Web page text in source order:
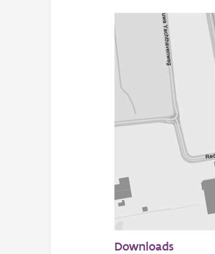
Informatie Vlaanderen
Downloads